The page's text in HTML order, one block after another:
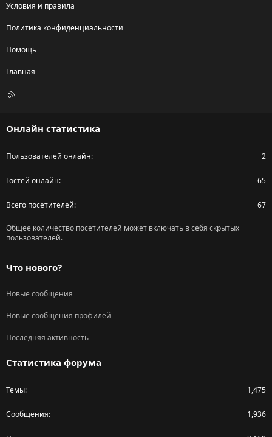
Условия и правила
Политика конфиденциальности
Помощь
Главная
R
Онлайн статистика
Пользователей онлайн 2
Гостей онлайн 65
Всего посетителей 67
Общее количество посетителей может включать в себя скрытых
пользователей.
Что нового?
Новые сообщения
Новые сообщения профилей
Последняя активность
Статистика форума
Темы 1,475
Сообщения 1,936